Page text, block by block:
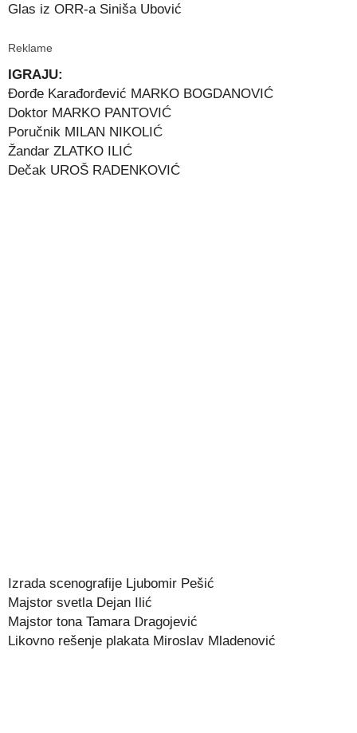
Glas iz ORR-a Siniša Ubović
Reklame
IGRAJU:
Đorđe Karađorđević MARKO BOGDANOVIĆ
Doktor MARKO PANTOVIĆ
Poručnik MILAN NIKOLIĆ
Žandar ZLATKO ILIĆ
Dečak UROŠ RADENKOVIĆ
Izrada scenografije Ljubomir Pešić
Majstor svetla Dejan Ilić
Majstor tona Tamara Dragojević
Likovno rešenje plakata Miroslav Mladenović